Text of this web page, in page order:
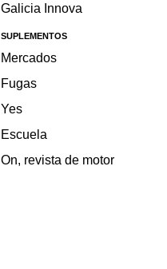
Galicia Innova
SUPLEMENTOS
Mercados
Fugas
Yes
Escuela
On, revista de motor